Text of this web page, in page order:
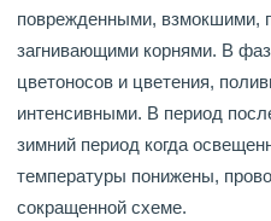
поврежденными, взмокшими,
загнивающими корнями. В
цветоносов и цветения,
интенсивными. В период
зимний период когда
температуры понижены,
сокращенной схеме.